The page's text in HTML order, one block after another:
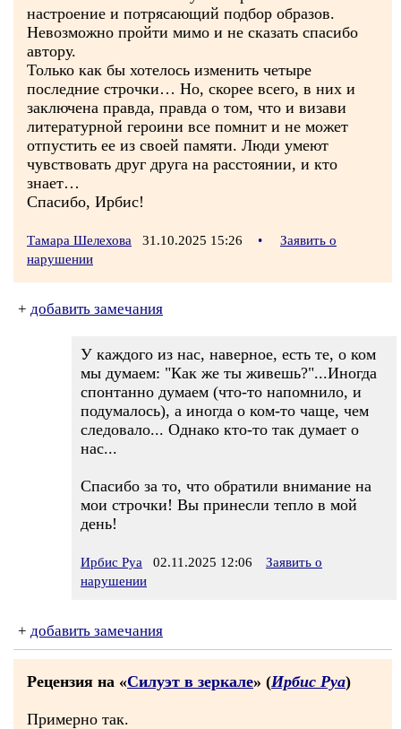
настроение и потрясающий подбор образов.
Невозможно пройти мимо и не сказать спасибо
автору.
Только как бы хотелось изменить четыре
последние строчки… Но, скорее всего, в них и
заключена правда, правда о том, что и визави
литературной героини все помнит и не может
отпустить ее из своей памяти. Люди умеют
чувствовать друг друга на расстоянии, и кто
знает…
Спасибо, Ирбис!
Тамара Шелехова 31.10.2025 15:26 •
Заявить о
нарушении
+ добавить замечания
У каждого из нас, наверное, есть те, о ком
мы думаем: "Как же ты живешь?"...Иногда
спонтанно думаем (что-то напомнило, и
подумалось), а иногда о ком-то чаще, чем
следовало... Однако кто-то так думает о
нас...
Спасибо за то, что обратили внимание на
мои строчки! Вы принесли тепло в мой
день!
Ирбис Руа 02.11.2025 12:06
Заявить о
нарушении
+ добавить замечания
Рецензия на «Силуэт в зеркале» (Ирбис Руа)
Примерно так.